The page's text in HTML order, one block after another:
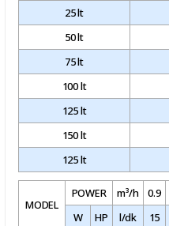
25 lt
50 lt
75 lt
100 lt
125 lt
150 lt
125 lt
MODEL
POWER m³/h 0.9
W
HP l/dk 15